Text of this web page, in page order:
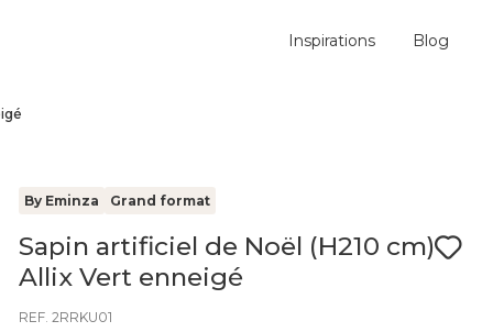
Inspirations Blog
By Eminza Grand format
Sapin artificiel de Noël (H210 cm)
Allix Vert enneigé
REF. 2RRKU01